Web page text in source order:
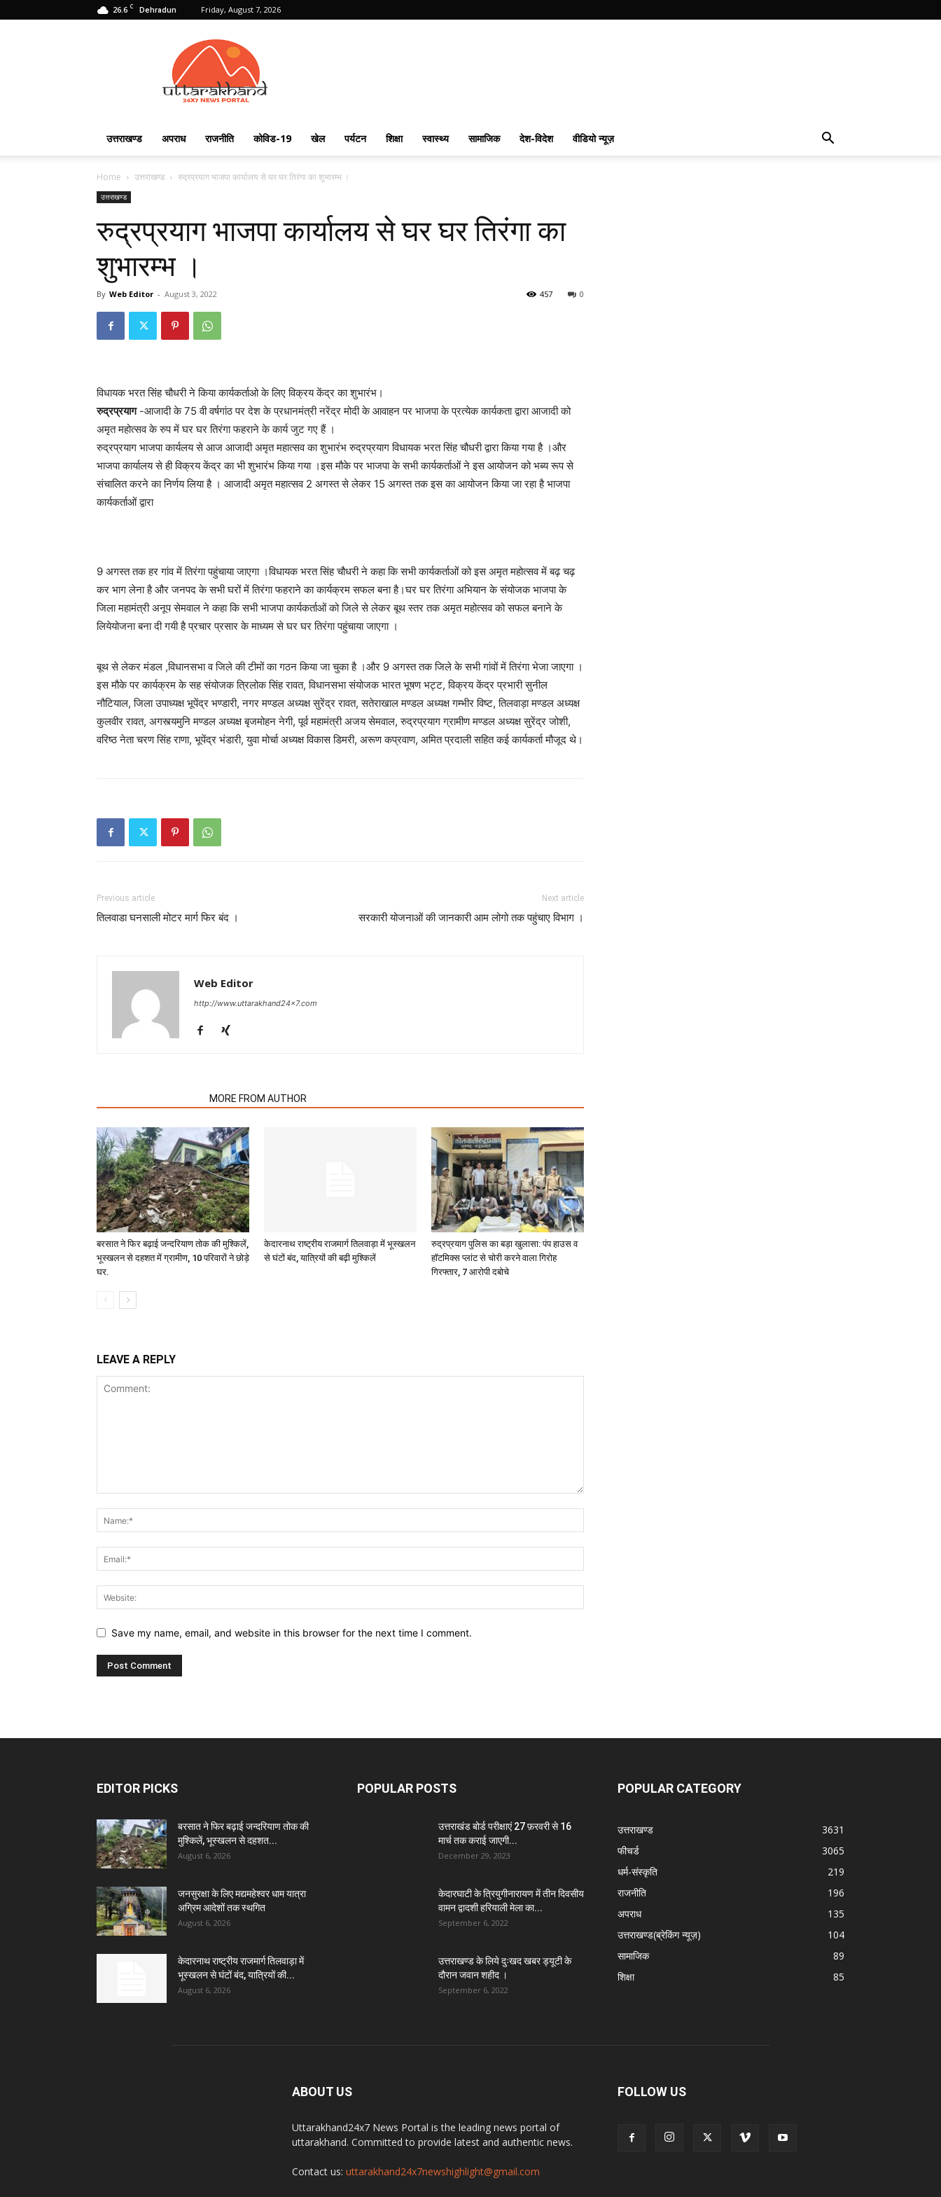
26.6 C Dehradun Friday, August 7, 2026
Uttarakhand
24X7
उत्तराखण्ड अपराध राजनीति कोविड-19 खेल पर्यटन शिक्षा स्वास्थ्य सामाजिक देश-विदेश वीडियो न्यूज़
Home उत्तराखण्ड रुद्रप्रयाग भाजपा कार्यालय से घर घर तिरंगा का शुभारम्भ ।
उत्तराखण्ड
रुद्रप्रयाग भाजपा कार्यालय से घर घर तिरंगा का
शुभारम्भ ।
By Web Editor - August 3, 2022 0
457
विधायक भरत सिंह चौधरी ने किया कार्यकर्ताओ के लिए विक्रय केंद्र का शुभारंभ।
रुद्रप्रयाग-आजादी के 75 वी वर्षगांठ पर देश के प्रधानमंत्री नरेंद्र मोदी के आवाहन पर भाजपा के प्रत्येक कार्यकता द्वारा आजादी को
अमृत महोत्सव के रुप में घर घर तिरंगा फहराने के कार्य जुट गए हैं ।
रुद्रप्रयाग भाजपा कार्यलय से आज आजादी अमृत महात्सव का शुभारंभ रुद्रप्रयाग विधायक भरत सिंह चौधरी द्वारा किया गया है ।और
भाजपा कार्यालय से ही विक्रय केंद्र का भी शुभारंभ किया गया ।इस मौके पर भाजपा के सभी कार्यकर्ताओं ने इस आयोजन को भब्य रूप से
संचालित करने का निर्णय लिया है । आजादी अमृत महात्सव 2 अगस्त से लेकर 15 अगस्त तक इस का आयोजन किया जा रहा है भाजपा
कार्यकर्ताओं द्वारा
9 अगस्त तक हर गांव में तिरंगा पहुंचाया जाएगा ।विधायक भरत सिंह चौधरी ने कहा कि सभी कार्यकर्ताओं को इस अमृत महोत्सव में बढ़ चढ़
कर भाग लेना है और जनपद के सभी घरों में तिरंगा फहराने का कार्यक्रम सफल बना है।घर घर तिरंगा अभियान के संयोजक भाजपा के
जिला महामंत्री अनूप सेमवाल ने कहा कि सभी भाजपा कार्यकर्ताओं को जिले से लेकर बूथ स्तर तक अमृत महोत्सव को सफल बनाने के
लियेयोजना बना दी गयी है प्रचार प्रसार के माध्यम से घर घर तिरंगा पहुंचाया जाएगा ।
बूथ से लेकर मंडल ,विधानसभा व जिले की टीमों का गठन किया जा चुका है ।और 9 अगस्त तक जिले के सभी गांवों में तिरंगा भेजा जाएगा ।
इस मौके पर कार्यक्रम के सह संयोजक त्रिलोक सिंह रावत, विधानसभा संयोजक भारत भूषण भट्ट, विक्रय केंद्र प्रभारी सुनील
नौटियाल, जिला उपाध्यक्ष भूपेंद्र भण्डारी, नगर मण्डल अध्यक्ष सुरेंद्र रावत, सतेराखाल मण्डल अध्यक्ष गम्भीर विष्ट, तिलवाड़ा मण्डल अध्यक्ष
कुलवीर रावत, अगस्त्यमुनि मण्डल अध्यक्ष बृजमोहन नेगी, पूर्व महामंत्री अजय सेमवाल, रुद्रप्रयाग ग्रामीण मण्डल अध्यक्ष सुरेंद्र जोशी,
वरिष्ठ नेता चरण सिंह राणा, भूपेंद्र भंडारी, युवा मोर्चा अध्यक्ष विकास डिमरी, अरूण कप्रवाण, अमित प्रदाली सहित कई कार्यकर्ता मौजूद थे।
Previous article
तिलवाडा घनसाली मोटर मार्ग फिर बंद ।
Next article
सरकारी योजनाओं की जानकारी आम लोगो तक पहुंचाए विभाग ।
Web Editor
http://www.uttarakhand24x7.com
MORE FROM AUTHOR
बरसात ने फिर बढ़ाई जन्दरियाण तोक की मुश्किलें,
भूस्खलन से दहशत में ग्रामीण, 10 परिवारों ने छोड़े
घर.
केदारनाथ राष्ट्रीय राजमार्ग तिलवाड़ा में भूस्खलन
से घंटों बंद, यात्रियों की बढ़ी मुश्किलें
रुद्रप्रयाग पुलिस का बड़ा खुलासा: पंप हाउस व
हॉटमिक्स प्लांट से चोरी करने वाला गिरोह
गिरफ्तार, 7 आरोपी दबोचे
LEAVE A REPLY
Save my name, email, and website in this browser for the next time I comment.
EDITOR PICKS
बरसात ने फिर बढ़ाई जन्दरियाण तोक की
मुश्किलें, भूस्खलन से दहशत...
August 6, 2026
जनसुरक्षा के लिए मद्यमहेश्वर धाम यात्रा
अग्रिम आदेशों तक स्थगित
August 6, 2026
केदारनाथ राष्ट्रीय राजमार्ग तिलवाड़ा में
भूस्खलन से घंटों बंद, यात्रियों की...
August 6, 2026
POPULAR POSTS
उत्तराखंड बोर्ड परीक्षाएं 27 फ़रवरी से 16
मार्च तक कराई जाएगी...
December 29, 2023
केदारघाटी के त्रियुगीनारायण में तीन दिवसीय
वामन द्वादशी हरियाली मेला का...
September 6, 2022
उत्तराखण्ड के लिये दुःखद खबर ड्यूटी के
दौरान जवान शहीद ।
September 6, 2022
POPULAR CATEGORY
उत्तराखण्ड
3631
फीचर्ड
3065
धर्म-संस्कृति
219
राजनीति
196
अपराध
135
उत्तराखण्ड(ब्रेकिंग न्यूज़)
104
सामाजिक
89
शिक्षा
85
ABOUT US
Uttarakhand24x7 News Portal is the leading news portal of
uttarakhand. Committed to provide latest and authentic news.
Contact us: uttarakhand24x7newshighlight@gmail.com
FOLLOW US